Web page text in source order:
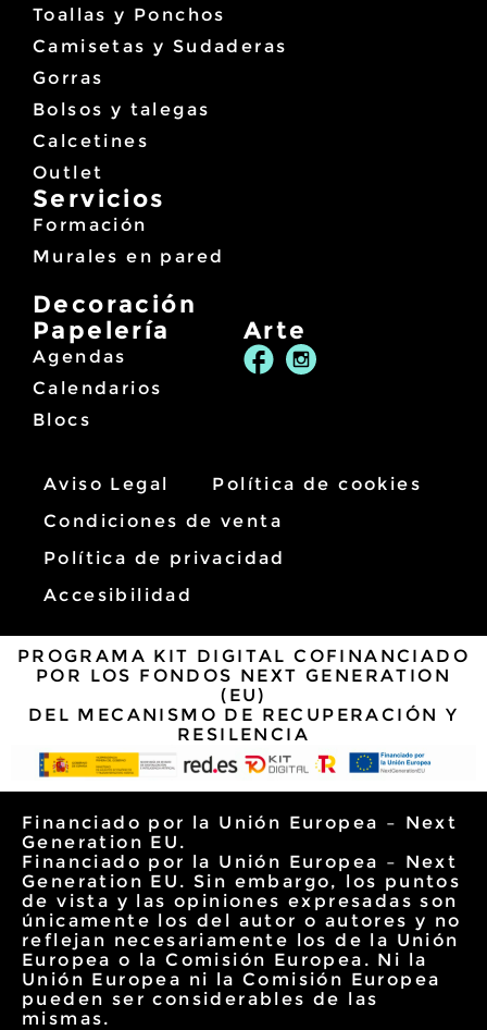
Toallas y Ponchos
Camisetas y Sudaderas
Gorras
Bolsos y talegas
Calcetines
Outlet
Servicios
Formación
Murales en pared
Decoración
Papelería
Agendas
Calendarios
Blocs
Arte
Aviso Legal
Política de cookies
Condiciones de venta
Política de privacidad
Accesibilidad
PROGRAMA KIT DIGITAL COFINANCIADO
POR LOS FONDOS NEXT GENERATION
(EU)
DEL MECANISMO DE RECUPERACIÓN Y
RESILENCIA
Financiado por la Unión Europea – Next
Generation EU.
Financiado por la Unión Europea – Next
Generation EU. Sin embargo, los puntos
de vista y las opiniones expresadas son
únicamente los del autor o autores y no
reflejan necesariamente los de la Unión
Europea o la Comisión Europea. Ni la
Unión Europea ni la Comisión Europea
pueden ser considerables de las
mismas.